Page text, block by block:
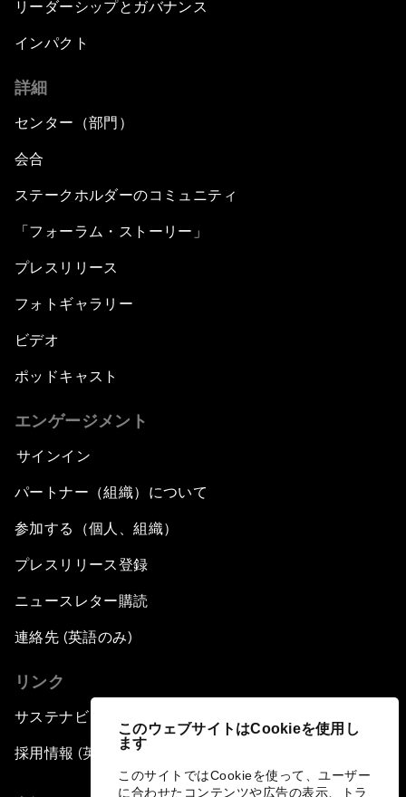
このウェブサイトはCookieを使用し
ます
このサイトではCookieを使って、ユーザー
に合わせたコンテンツや広告の表示、トラ
リーダーシップとガバナンス
インパクト
詳細
センター（部門）
会合
ステークホルダーのコミュニティ
「フォーラム・ストーリー」
プレスリリース
フォトギャラリー
ビデオ
ポッドキャスト
エンゲージメント
サインイン
パートナー（組織）について
参加する（個人、組織）
プレスリリース登録
ニュースレター購読
連絡先 (英語のみ)
リンク
サステナビリティへの取り組み
採用情報 (英語のみ)